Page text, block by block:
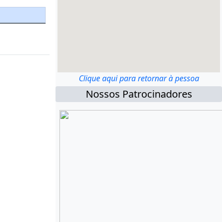
Clique aqui para retornar à pessoa
Nossos Patrocinadores